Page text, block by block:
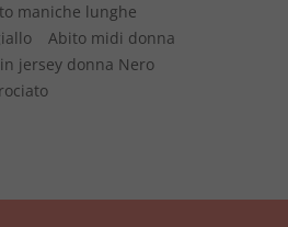
maniche lunghe
Abito midi donna
jersey donna Nero